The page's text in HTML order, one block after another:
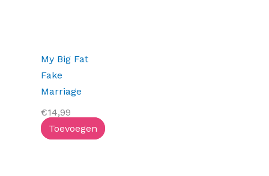
My Big Fat
Fake
Marriage
€14,99
Toevoegen